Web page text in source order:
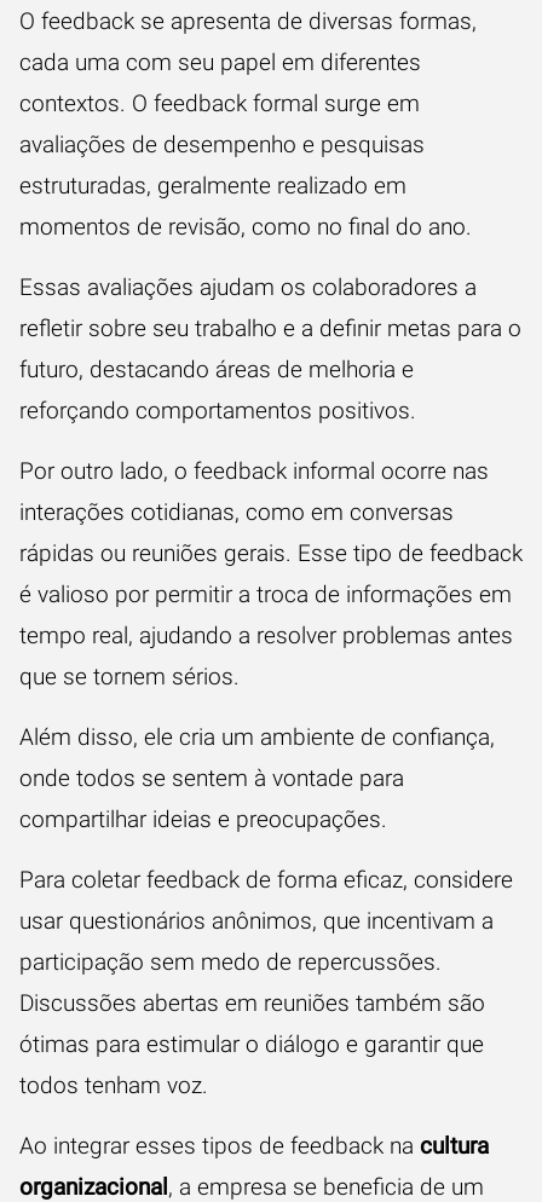
O feedback se apresenta de diversas formas,
cada uma com seu papel em diferentes
contextos. O feedback formal surge em
avaliações de desempenho e pesquisas
estruturadas, geralmente realizado em
momentos de revisão, como no final do ano.
Essas avaliações ajudam os colaboradores a
refletir sobre seu trabalho e a definir metas para o
futuro, destacando áreas de melhoria e
reforçando comportamentos positivos.
Por outro lado, o feedback informal ocorre nas
interações cotidianas, como em conversas
rápidas ou reuniões gerais. Esse tipo de feedback
é valioso por permitir a troca de informações em
tempo real, ajudando a resolver problemas antes
que se tornem sérios.
Além disso, ele cria um ambiente de confiança,
onde todos se sentem à vontade para
compartilhar ideias e preocupações.
Para coletar feedback de forma eficaz, considere
usar questionários anônimos, que incentivam a
participação sem medo de repercussões.
Discussões abertas em reuniões também são
ótimas para estimular o diálogo e garantir que
todos tenham voz.
Ao integrar esses tipos de feedback na cultura
organizacional , a empresa se beneficia de um